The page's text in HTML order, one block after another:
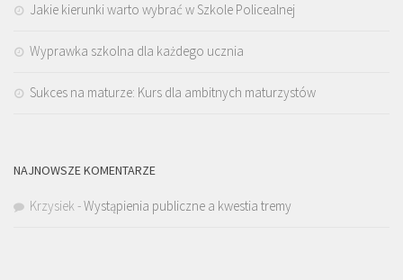
Jakie kierunki warto wybrać w Szkole Policealnej
Wyprawka szkolna dla każdego ucznia
Sukces na maturze: Kurs dla ambitnych maturzystów
NAJNOWSZE KOMENTARZE
Krzysiek-Wystąpienia publiczne a kwestia tremy